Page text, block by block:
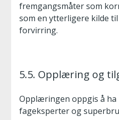
fremgangsmåter som
som en ytterligere kilde
forvirring.
5.5. Opplæring og
Opplæringen oppgis å
fageksperter og